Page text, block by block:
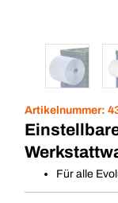
Artikelnummer:
Für alle